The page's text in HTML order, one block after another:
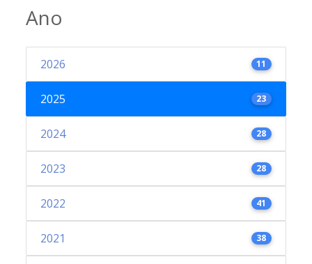
Ano
2026 11
2025 23
2024 28
2023 28
2022 41
2021 38